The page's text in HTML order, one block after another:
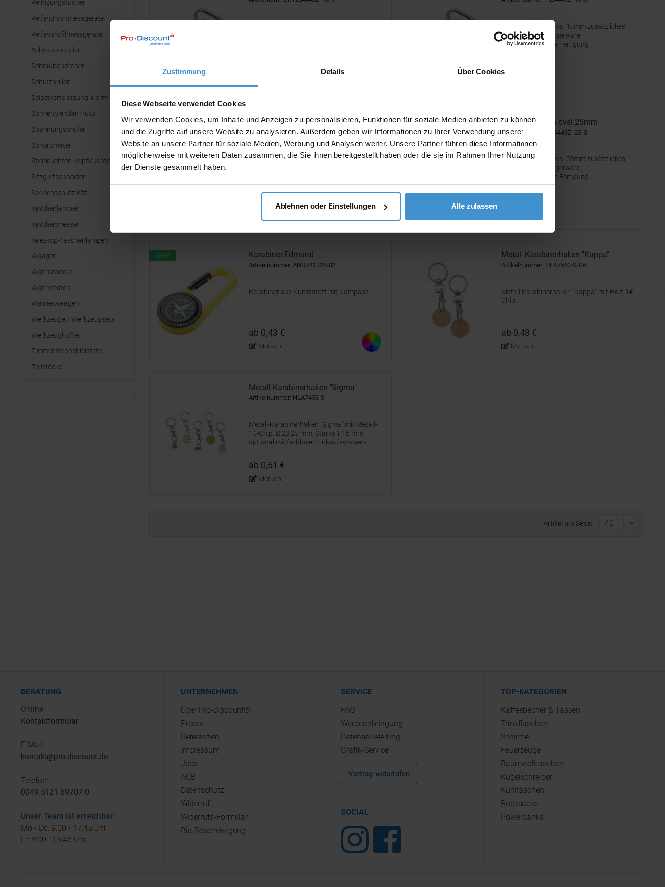
Zustimmung Details Über Cookies
Diese Webseite verwendet Cookies
Wir verwenden Cookies, um Inhalte und Anzeigen zu personalisieren, Funktionen für soziale Medien anbieten zu können
und die Zugriffe auf unsere Website zu analysieren. Außerdem geben wir Informationen zu Ihrer Verwendung unserer
Website an unsere Partner für soziale Medien, Werbung und Analysen weiter. Unsere Partner führen diese Informationen
möglicherweise mit weiteren Daten zusammen, die Sie ihnen bereitgestellt haben oder die sie im Rahmen Ihrer Nutzung
der Dienste gesammelt haben.
Ablehnen oder Einstellungen Alle zulassen
Reinigungstücher
Reifendruckmessgeräte
Reifenprofilmessgeräte
Schnappbänder
Schraubendreher
Schutzbrillen
Selbstverteidigung Alarm
Sonnenblenden Auto
Spannungsprüfer
Sphärometer
Stirnleuchten Kopfleuchten
Sitzgurtschneider
Sonnenschutz Kfz
Taschenlampen
Taschenmesser
Teleskop-Taschenlampen
Waagen
Warndreiecke
Warnwesten
Wasserwaagen
Werkzeuge / Werkzeugsets
Werkzeugkoffer
Zimmermannsbleistifte
Zollstöcke
Karabinerhaken oval 15mm zusätzliches
Zubehör. Keine Lagerware,
auftragsbezogene Fertigung
Karabinerhaken oval 20mm
Artikelnummer: HLA443Z_20-S
Karabinerhaken oval 20mm zusätzliches
Karabinerhaken oval 25mm
Artikelnummer: HLA443Z_25-S
Karabinerhaken oval 25mm zusätzliches
Zubehör. Keine Lagerware,
auftragsbezogene Fertigung
TIPP! Karabiner Edmund
Artikelnummer: AND741328-02
Karabiner aus Kunststoff mit Kompass.
ab 0,43 €
Merken
Metall-Karabinerhaken "Kappa"
Artikelnummer: HLA7563-S-S6
Metall-Karabinerhaken "Kappa" mit Holz-1€-
Chip
ab 0,48 €
Merken
Metall-Karabinerhaken "Sigma"
Artikelnummer: HLA7453-S
Metall-Karabinerhaken "Sigma" mit Metall-
1€-Chip, Ø 23,25 mm, Stärke 1,16 mm,
optional mit farbloser Einkaufswagen-
ab 0,61 €
Merken
Artikel pro Seite:
BERATUNG
Online:
Kontaktformular
E-Mail:
kontakt@pro-discount.de
Telefon:
0049 5121 69707 0
Unser Team ist erreichbar:
Mo - Do: 9:00 - 17:45 Uhr
Fr: 9:00 - 15:45 Uhr
UNTERNEHMEN
Über Pro-Discount®
Presse
Referenzen
Impressum
Jobs
AGB
Datenschutz
Widerruf
Widerrufs-Formular
Bio-Bescheinigung
SERVICE
FAQ
Werbeanbringung
Datenanlieferung
Grafik-Service
Vertrag widerrufen
SOCIAL
TOP-KATEGORIEN
Kaffeebecher & Tassen
Trinkflaschen
Schirme
Feuerzeuge
Baumwolltaschen
Kugelschreiber
Kühltaschen
Rucksäcke
Powerbanks